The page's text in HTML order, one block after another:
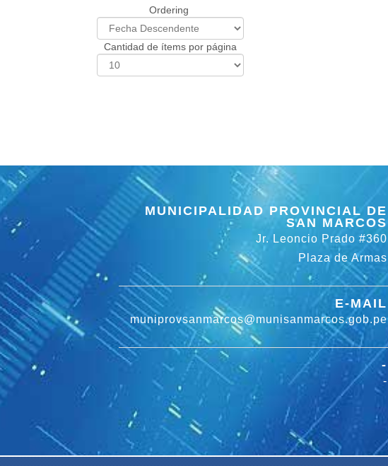
Ordering
Cantidad de ítems por página
MUNICIPALIDAD PROVINCIAL DE
SAN MARCOS
Jr. Leoncio Prado #360
Plaza de Armas
E-MAIL
muniprovsanmarcos@munisanmarcos.gob.pe
-
-